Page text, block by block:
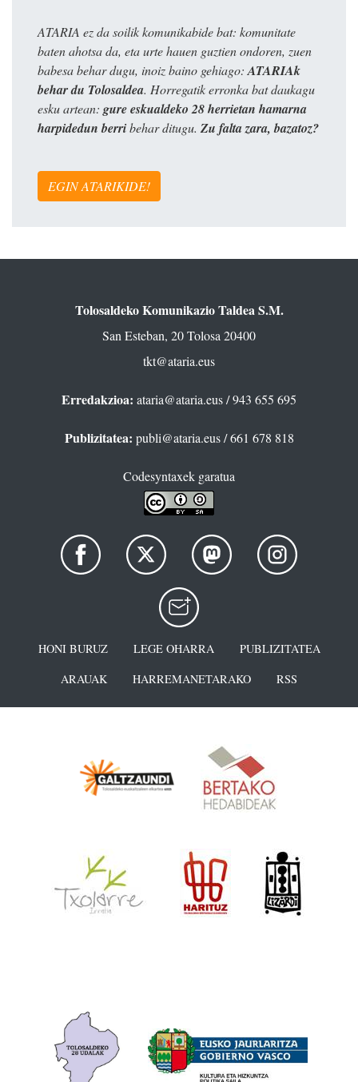
ATARIA ez da soilik komunikabide bat: komunitate
baten ahotsa da, eta urte hauen guztien ondoren, zuen
babesa behar dugu, inoiz baino gehiago: ATARIAk
behar du Tolosaldea. Horregatik erronka bat daukagu
esku artean: gure eskualdeko 28 herrietan hamarna
harpidedun berribehar ditugu. Zu falta zara, bazatoz?
EGIN ATARIKIDE!
Tolosaldeko Komunikazio Taldea S.M.
San Esteban, 20 Tolosa 20400
tkt@ataria.eus
Erredakzioa: ataria@ataria.eus/ 943 655 695
Publizitatea: publi@ataria.eus/ 661 678 818
Codesyntaxek garatua
HONI BURUZ LEGE OHARRA
PUBLIZITATEA
ARAUAK
HARREMANETARAKO RSS